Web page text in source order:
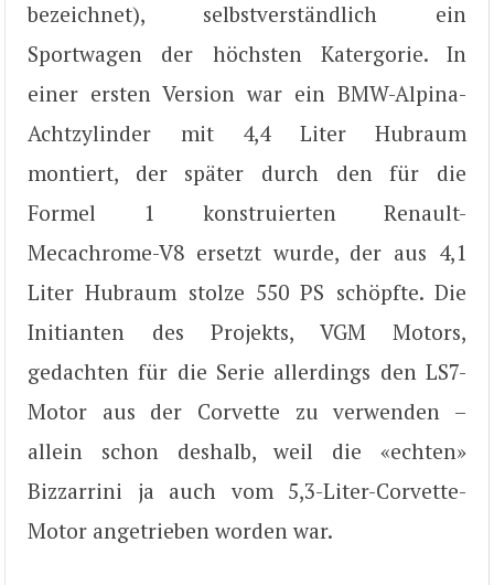
bezeichnet), selbstverständlich ein
Sportwagen der höchsten Katergorie. In
einer ersten Version war ein BMW-Alpina-
Achtzylinder mit 4,4 Liter Hubraum
montiert, der später durch den für die
Formel 1 konstruierten Renault-
Mecachrome-V8 ersetzt wurde, der aus 4,1
Liter Hubraum stolze 550 PS schöpfte. Die
Initianten des Projekts, VGM Motors,
gedachten für die Serie allerdings den LS7-
Motor aus der Corvette zu verwenden –
allein schon deshalb, weil die «echten»
Bizzarrini ja auch vom 5,3-Liter-Corvette-
Motor angetrieben worden war.